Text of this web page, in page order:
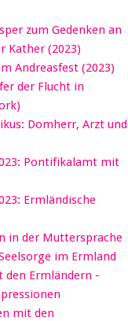
zum Gedenken an
Kather (2023)
Andreasfest (2023)
der Flucht in
Domherr, Arzt und
Pontifikalamt mit
Ermländische
in der Muttersprache
im Ermland
den Ermländern -
mit den